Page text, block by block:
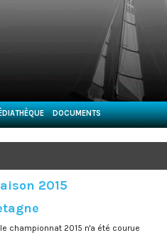
2015
championnat 2015 n'a été courue
DOCUMENTS